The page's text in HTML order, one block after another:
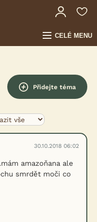
CELÉ MENU
Přidejte téma
30.10.2018 06:02
amazoňana ale
smrdět moči co